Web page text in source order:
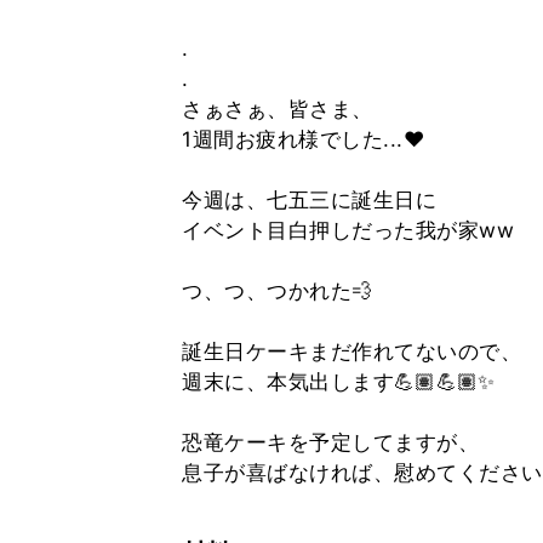
.
.
さぁさぁ、皆さま、
1週間お疲れ様でした...❤️
今週は、七五三に誕生日に
イベント目白押しだった我が家ww
つ、つ、つかれた💨
誕生日ケーキまだ作れてないので、
週末に、本気出します💪🏽💪🏽✨
恐竜ケーキを予定してますが、
息子が喜ばなければ、慰めてくださ